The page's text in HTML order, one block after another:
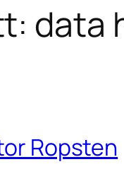
data
Ropsten